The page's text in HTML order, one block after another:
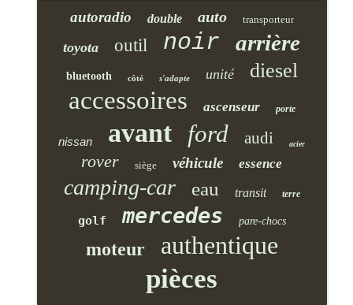
autoradio double auto transporteur
toyota outil noir arrière
bluetooth côté s'adapte unité diesel
accessoires ascenseur porte
nissan avant ford audi acier
rover siège véhicule essence
camping-car eau transit terre
golf mercedes pare-chocs
moteur authentique
pièces